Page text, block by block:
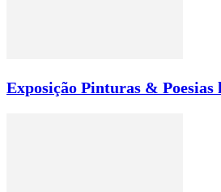
Exposição Pinturas &